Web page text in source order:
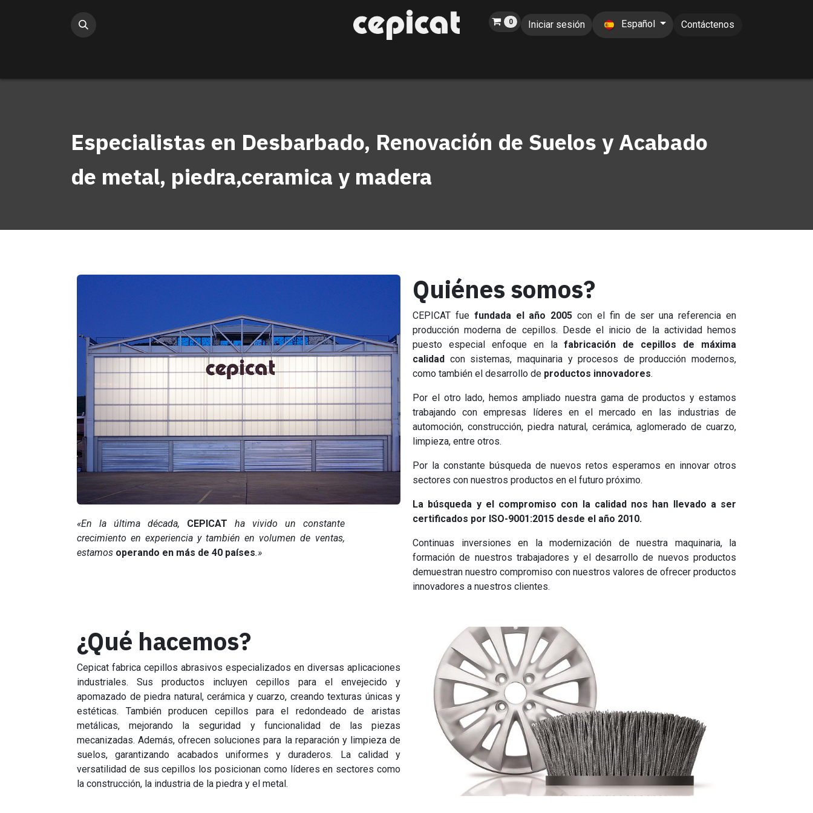
0 Iniciar sesión Español Contáctenos
Especialistas en Desbarbado, Renovación de Suelos y Acabado
de metal, piedra,ceramica y madera
Quiénes somos?
CEPICAT fue fundada el año 2005 con el fin de ser una referencia en
producción moderna de cepillos. Desde el inicio de la actividad hemos
puesto especial enfoque en lafabricación de cepillos de máxima
calidad con sistemas, maquinaria y procesos de producción modernos,
como también el desarrollo de productos innovadores.
Por el otro lado, hemos ampliado nuestra gama de productos y estamos
trabajando con empresas líderes en el mercado en las industrias de
automoción, construcción, piedra natural, cerámica, aglomerado de cuarzo,
limpieza, entre otros.
Por la constante búsqueda de nuevos retos esperamos en innovar otros
sectores con nuestros productos en el futuro próximo.
La búsqueda y el compromiso con la calidad nos han llevado a ser
certificados por ISO-9001:2015 desde el año 2010.
Continuas inversiones en la modernización de nuestra maquinaria, la
formación de nuestros trabajadores y el desarrollo de nuevos productos
demuestran nuestro compromiso con nuestros valores de ofrecer productos
innovadores a nuestros clientes.
«En la última década, CEPICAT ha vivido un constante
crecimiento en experiencia y también en volumen de ventas,
estamos operando en más de 40 países.»
¿Qué hacemos?
Cepicat fabrica cepillos abrasivos especializados en diversas aplicaciones
industriales. Sus productos incluyen cepillos para el envejecido y
apomazado de piedra natural, cerámica y cuarzo, creando texturas únicas y
estéticas. También producen cepillos para el redondeado de aristas
metálicas, mejorando la seguridad y funcionalidad de las piezas
mecanizadas. Además, ofrecen soluciones para la reparación y limpieza de
suelos, garantizando acabados uniformes y duraderos. La calidad y
versatilidad de sus cepillos los posicionan como líderes en sectores como
la construcción, la industria de la piedra y el metal.